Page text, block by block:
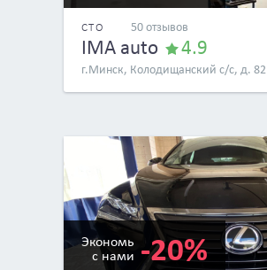
СТО 50 отзывов
IMA auto 4.9
г.Минск, Колодищанский с/с, д. 82
Экономь
с нами -20%